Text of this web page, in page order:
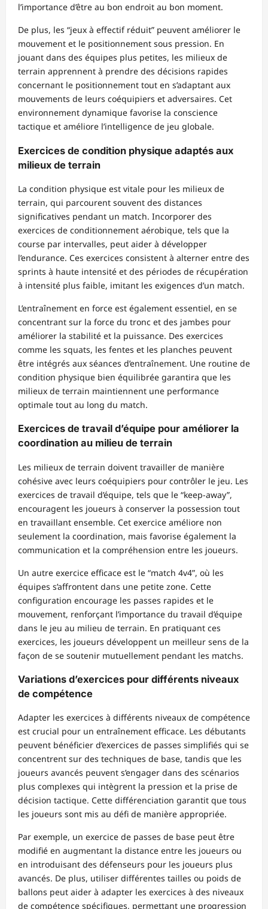
l’importance d’être au bon endroit au bon moment.
De plus, les “jeux à effectif réduit” peuvent améliorer le
mouvement et le positionnement sous pression. En
jouant dans des équipes plus petites, les milieux de
terrain apprennent à prendre des décisions rapides
concernant le positionnement tout en s’adaptant aux
mouvements de leurs coéquipiers et adversaires. Cet
environnement dynamique favorise la conscience
tactique et améliore l’intelligence de jeu globale.
Exercices de condition physique adaptés aux
milieux de terrain
La condition physique est vitale pour les milieux de
terrain, qui parcourent souvent des distances
significatives pendant un match. Incorporer des
exercices de conditionnement aérobique, tels que la
course par intervalles, peut aider à développer
l’endurance. Ces exercices consistent à alterner entre des
sprints à haute intensité et des périodes de récupération
à intensité plus faible, imitant les exigences d’un match.
L’entraînement en force est également essentiel, en se
concentrant sur la force du tronc et des jambes pour
améliorer la stabilité et la puissance. Des exercices
comme les squats, les fentes et les planches peuvent
être intégrés aux séances d’entraînement. Une routine de
condition physique bien équilibrée garantira que les
milieux de terrain maintiennent une performance
optimale tout au long du match.
Exercices de travail d’équipe pour améliorer la
coordination au milieu de terrain
Les milieux de terrain doivent travailler de manière
cohésive avec leurs coéquipiers pour contrôler le jeu. Les
exercices de travail d’équipe, tels que le “keep-away”,
encouragent les joueurs à conserver la possession tout
en travaillant ensemble. Cet exercice améliore non
seulement la coordination, mais favorise également la
communication et la compréhension entre les joueurs.
Un autre exercice efficace est le “match 4v4”, où les
équipes s’affrontent dans une petite zone. Cette
configuration encourage les passes rapides et le
mouvement, renforçant l’importance du travail d’équipe
dans le jeu au milieu de terrain. En pratiquant ces
exercices, les joueurs développent un meilleur sens de la
façon de se soutenir mutuellement pendant les matchs.
Variations d’exercices pour différents niveaux
de compétence
Adapter les exercices à différents niveaux de compétence
est crucial pour un entraînement efficace. Les débutants
peuvent bénéficier d’exercices de passes simplifiés qui se
concentrent sur des techniques de base, tandis que les
joueurs avancés peuvent s’engager dans des scénarios
plus complexes qui intègrent la pression et la prise de
décision tactique. Cette différenciation garantit que tous
les joueurs sont mis au défi de manière appropriée.
Par exemple, un exercice de passes de base peut être
modifié en augmentant la distance entre les joueurs ou
en introduisant des défenseurs pour les joueurs plus
avancés. De plus, utiliser différentes tailles ou poids de
ballons peut aider à adapter les exercices à des niveaux
de compétence spécifiques, permettant une progression